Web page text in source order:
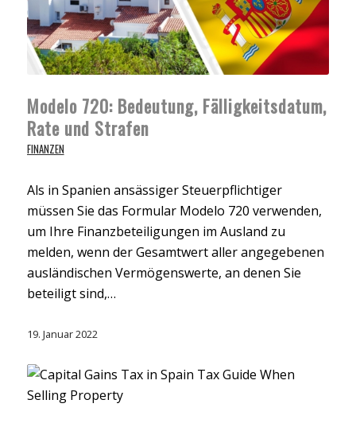
Modelo 720: Bedeutung, Fälligkeitsdatum,
Rate und Strafen
FINANZEN
Als in Spanien ansässiger Steuerpflichtiger
müssen Sie das Formular Modelo 720 verwenden,
um Ihre Finanzbeteiligungen im Ausland zu
melden, wenn der Gesamtwert aller angegebenen
ausländischen Vermögenswerte, an denen Sie
beteiligt sind,…
19. Januar 2022